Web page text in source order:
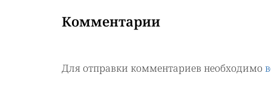
Комментарии
Для отправки комментариев необходимо